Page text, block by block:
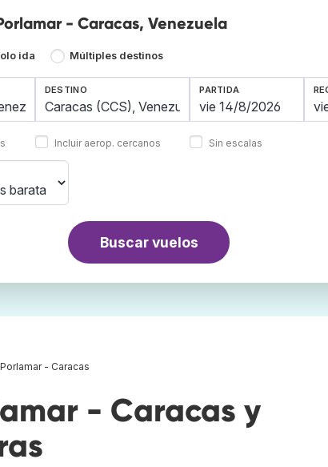
- Caracas, Venezuela
ida Múltiples destinos
DESTINO
Incluir aerop. cercanos
PARTIDA
Sin escalas
Buscar vuelos
- Caracas
- Caracas y